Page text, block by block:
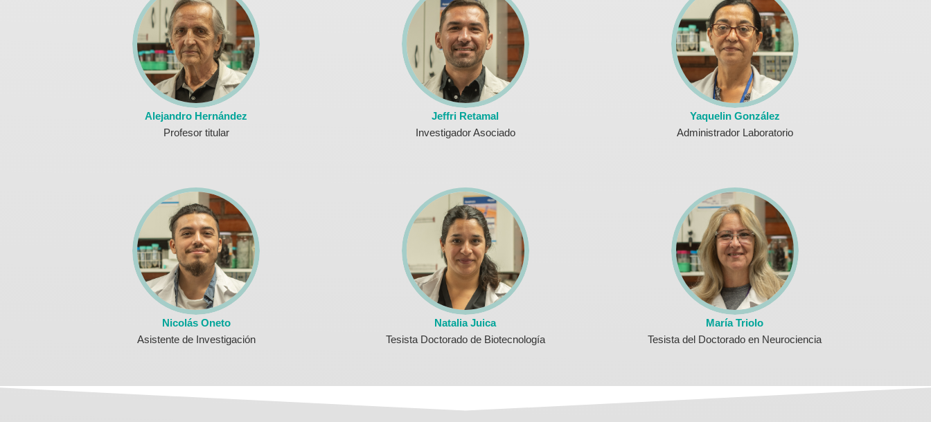
Alejandro Hernández
Profesor titular
Jeffri Retamal
Investigador Asociado
Yaquelin González
Administrador Laboratorio
Nicolás Oneto
Asistente de Investigación
Natalia Juica
Tesista Doctorado de Biotecnología
María Triolo
Tesista del Doctorado en Neurociencia